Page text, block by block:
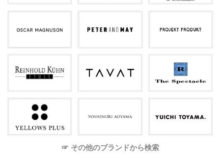
☞ その他のブランドから検索